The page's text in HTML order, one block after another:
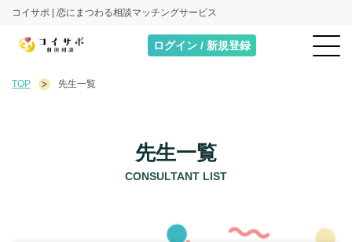
コイサポ | 恋にまつわる相談マッチングサービス
ログイン / 新規登録
TOP 先生一覧
先生一覧
CONSULTANT LIST